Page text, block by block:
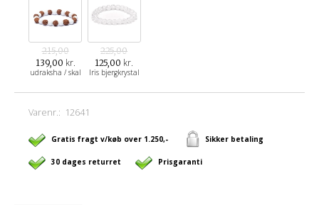
215,00
139,00 kr.
udraksha / skal
225,00
125,00 kr.
Iris bjergkrystal
Varenr.: 12641
Gratis fragt v/køb over 1.250,- Sikker betaling
30 dages returret Prisgaranti